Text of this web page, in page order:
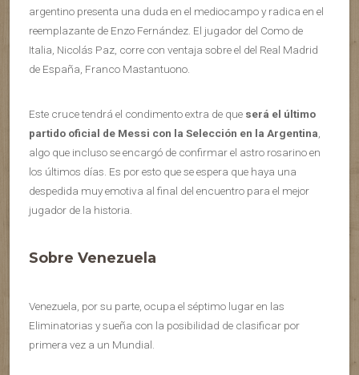
argentino presenta una duda en el mediocampo y radica en el
reemplazante de Enzo Fernández. El jugador del Como de
Italia, Nicolás Paz, corre con ventaja sobre el del Real Madrid
de España, Franco Mastantuono.
Este cruce tendrá el condimento extra de que será el último
partido oficial de Messi con la Selección en la Argentina,
algo que incluso se encargó de confirmar el astro rosarino en
los últimos días. Es por esto que se espera que haya una
despedida muy emotiva al final del encuentro para el mejor
jugador de la historia.
Sobre Venezuela
Venezuela, por su parte, ocupa el séptimo lugar en las
Eliminatorias y sueña con la posibilidad de clasificar por
primera vez a un Mundial.